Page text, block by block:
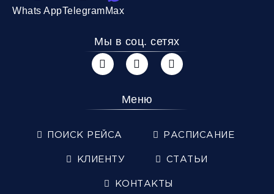
Whats AppTelegramMax
Мы в соц. сетях
Меню
ПОИСК РЕЙСА РАСПИСАНИЕ
КЛИЕНТУ СТАТЬИ
КОНТАКТЫ